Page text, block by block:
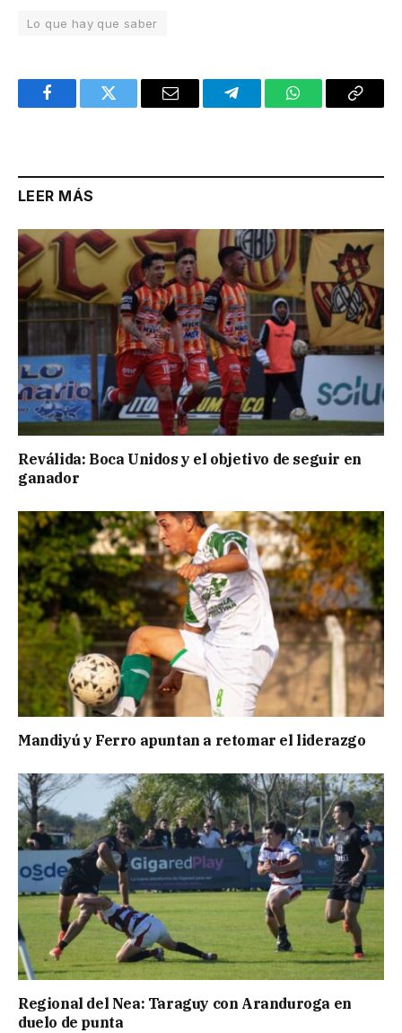
Lo que hay que saber
FacebookTwitter Email TelegramWhatsAppCopy
LEER MÁS
Reválida: Boca Unidos y el objetivo de seguir en
ganador
Mandiyú y Ferro apuntan a retomar el liderazgo
Regional del Nea: Taraguy con Aranduroga en
duelo de punta